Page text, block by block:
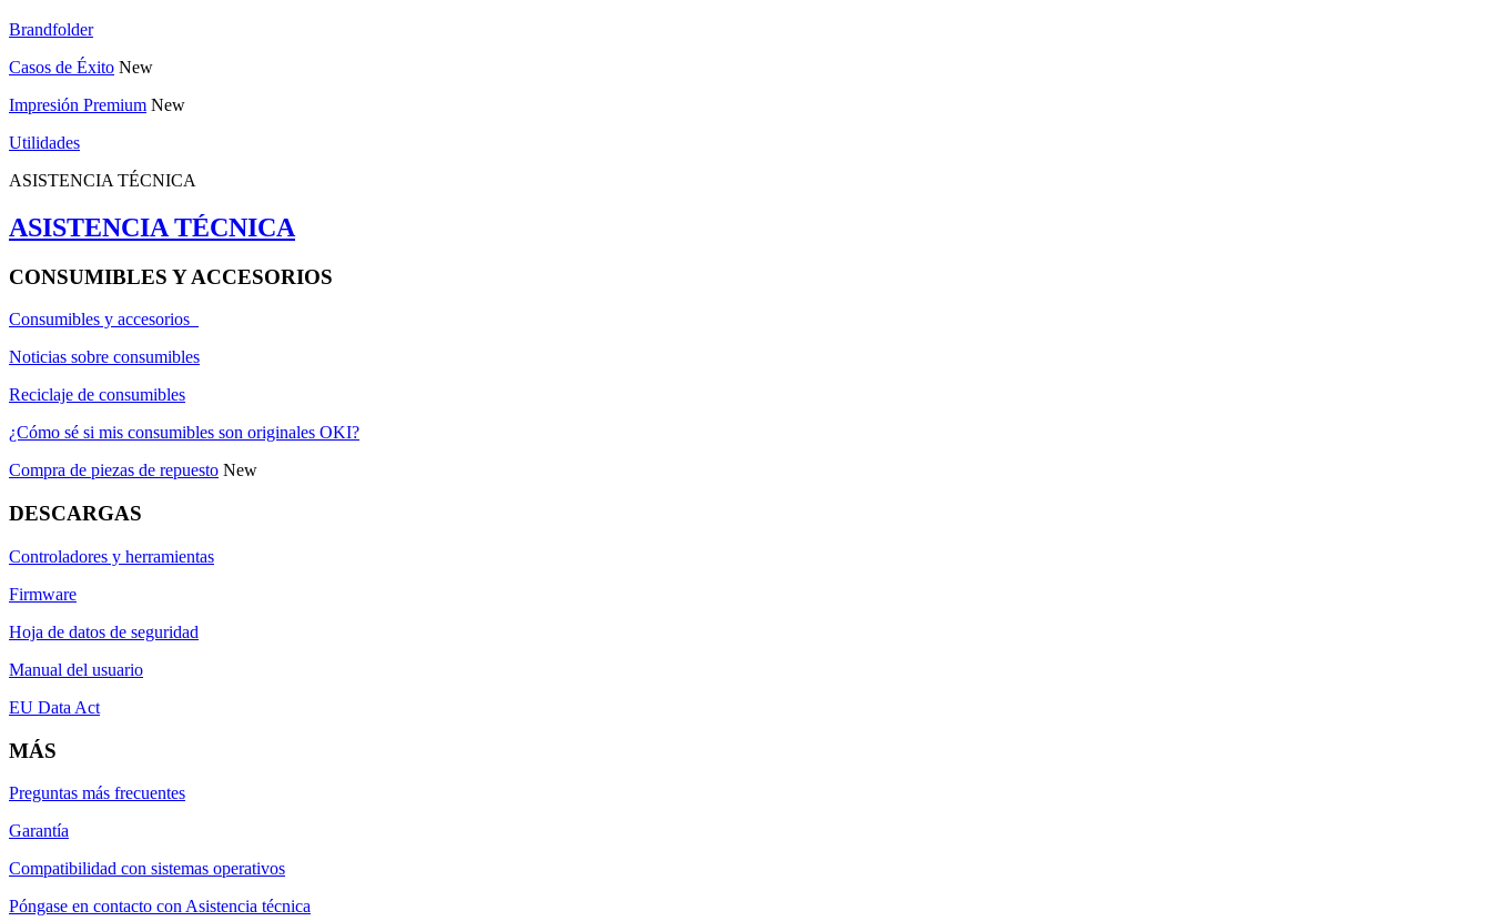
Brandfolder
Casos de Éxito New
Impresión Premium New
Utilidades
ASISTENCIA TÉCNICA
ASISTENCIA TÉCNICA
CONSUMIBLES Y ACCESORIOS
Consumibles y accesorios
Noticias sobre consumibles
Reciclaje de consumibles
¿Cómo sé si mis consumibles son originales OKI?
Compra de piezas de repuesto New
DESCARGAS
Controladores y herramientas
Firmware
Hoja de datos de seguridad
Manual del usuario
EU Data Act
MÁS
Preguntas más frecuentes
Garantía
Compatibilidad con sistemas operativos
Póngase en contacto con Asistencia técnica